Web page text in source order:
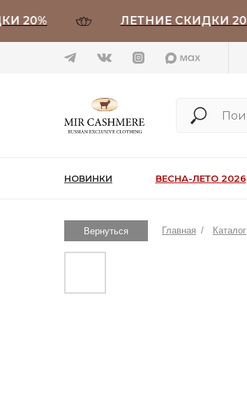
ЛЕТНИЕ СКИДКИ 20%
НОВИНКИ ВЕСНА-ЛЕТО 2026
Вернуться Главная Каталог
/